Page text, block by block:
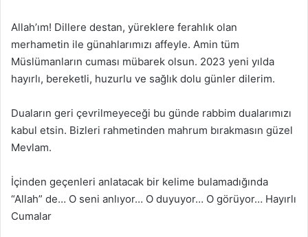
Allah’ım! Dillere destan, yüreklere ferahlık olan
merhametin ile günahlarımızı affeyle. Amin tüm
Müslümanların cuması mübarek olsun. 2023 yeni yılda
hayırlı, bereketli, huzurlu ve sağlık dolu günler dilerim.
Duaların geri çevrilmeyeceği bu günde rabbim dualarımızı
kabul etsin. Bizleri rahmetinden mahrum bırakmasın güzel
Mevlam.
İçinden geçenleri anlatacak bir kelime bulamadığında
“Allah” de… O seni anlıyor… O duyuyor… O görüyor… Hayırlı
Cumalar